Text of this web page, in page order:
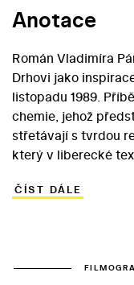
Anotace
Román Vladimíra
Drhovi jako
listopadu 1989.
chemie, jehož
střetávají s tvrdou
který v liberecké
Sorelem ze
Zity byla obsazena
ČÍST DÁLE